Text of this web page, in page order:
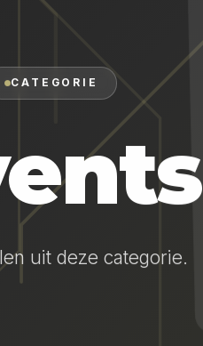
CATEGORIE
uit deze categorie.